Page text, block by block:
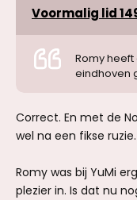
ze in ieder
vinden
(twijfelde
sliden...)
Was het
gehad bij
Was het
vatbaar:
Ga ik nog
Voormalig lid
Romy heeft
eindhoven
Correct. En met de
wel na een fikse ruzie.
Romy was bij YuMi
plezier in. Is dat nu